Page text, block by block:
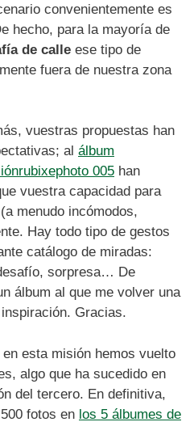
convenientemente es
hecho, para la mayoría de
de calle ese tipo de
fuera de nuestra zona
vuestras propuestas han
al álbum
005 han
vuestra capacidad para
menudo incómodos,
Hay todo tipo de gestos
catálogo de miradas:
sorpresa… De
álbum al que me volver una
Gracias.
esta misión hemos vuelto
algo que ha sucedido en
del tercero. En definitiva,
fotos en los 5 álbumes de